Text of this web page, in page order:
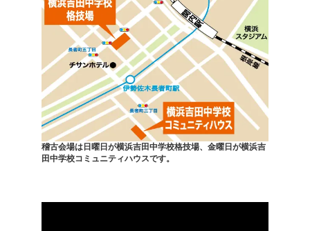
稽古会場は日曜日が横浜吉田中学校格技場、金曜日が横浜吉
田中学校コミュニティハウスです。